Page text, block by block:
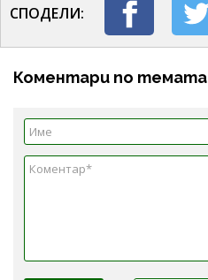
СПОДЕЛИ:
Коментари по темата